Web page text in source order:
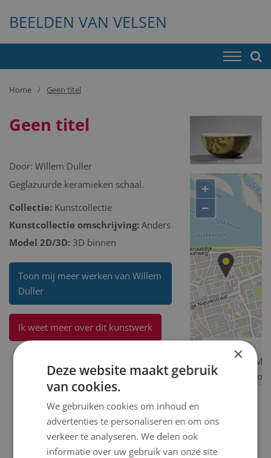
BEELDEN VAN VELSEN
Home Geen titel
Geen titel
Door: Willem Duller
Geglazuurde keramieken schaal.
Collectie: Kunstcollectie
Kunstcollectie omschrijving: Anders
Model 2D/3D: 3D binnen
Toon mij meer werken van Willem
Duller
Ik weet meer over dit kunstwerk
+
−
×
Deze website maakt gebruik
van cookies.
We gebruiken cookies om inhoud en
advertenties te personaliseren en om ons
verkeer te analyseren. We delen ook
informatie over uw gebruik van onze site